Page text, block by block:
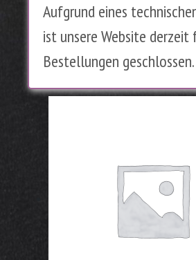
Aufgrund eines
ist unsere Website derzeit
Bestellungen geschlossen.